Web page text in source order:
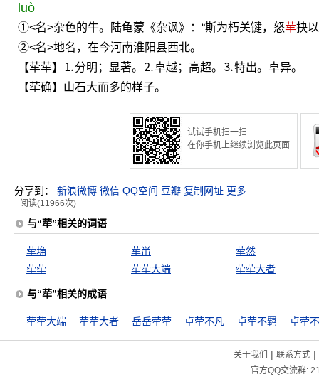
luò
①<名>杂色的牛。陆龟蒙《杂讽》：“斯为朽关键，怒荦抉
②<名>地名，在今河南淮阳县西北。
【荦荦】⒈分明；显著。⒉卓越；高超。⒊特出。卓异。
【荦确】山石大而多的样子。
试试手机扫一扫
在你手机上继续浏览此页面
分享到： 新浪微博 微信 QQ空间 豆瓣 复制网址 更多
阅读(11966次)
与“荦”相关的词语
荦埆 荦峃
荦然
荦荦
荦荦大端 荦荦大者
与“荦”相关的成语
荦荦大端 荦荦大者 岳岳荦荦 卓荦不凡 卓荦不羁 卓荦
关于我们 | 联系方式|
官方QQ交流群: